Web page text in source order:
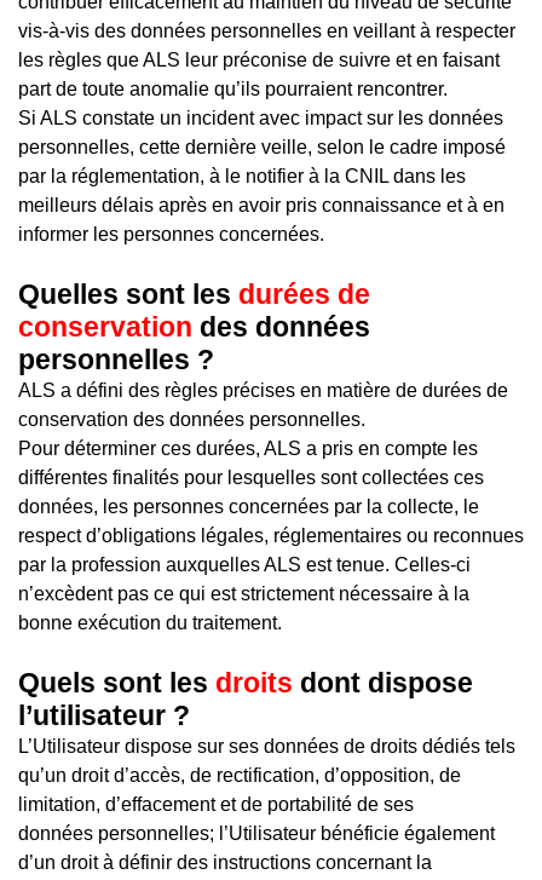
vis-à-vis des données personnelles en veillant à respecter
les règles que ALS leur préconise de suivre et en faisant
part de toute anomalie qu’ils pourraient rencontrer.
Si ALS constate un incident avec impact sur les données
personnelles, cette dernière veille, selon le cadre imposé
par la réglementation, à le notifier à la CNIL dans les
meilleurs délais après en avoir pris connaissance et à en
informer les personnes concernées.
Quelles sont les durées de
conservation des données
personnelles ?
ALS a défini des règles précises en matière de durées de
conservation des données personnelles.
Pour déterminer ces durées, ALS a pris en compte les
différentes finalités pour lesquelles sont collectées ces
données, les personnes concernées par la collecte, le
respect d’obligations légales, réglementaires ou reconnues
par la profession auxquelles ALS est tenue. Celles-ci
n’excèdent pas ce qui est strictement nécessaire à la
bonne exécution du traitement.
Quels sont les droits dont dispose
l’utilisateur ?
L’Utilisateur dispose sur ses données de droits dédiés tels
qu’un droit d’accès, de rectification, d’opposition, de
limitation, d’effacement et de portabilité de ses
données personnelles; l’Utilisateur bénéficie également
d’un droit à définir des instructions concernant la